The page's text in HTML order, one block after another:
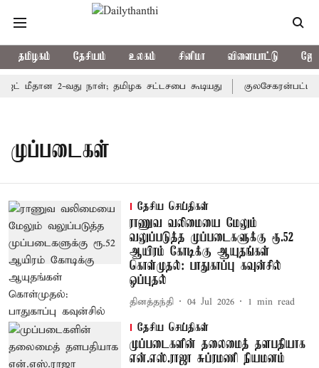
தமிழகம் தேசியம் உலகம் சினிமா விளையாட்டு
மீதான 2-வது நாள்; தமிழக சட்டசபை கூடியது
முப்படைகள்
தேசிய செய்திகள்
ராணுவ வலிமையை மேலும்
வலுப்படுத்த முப்படைகளுக்கு ரூ.52
ஆயிரம் கோடிக்கு ஆயுதங்கள்
கொள்முதல்: பாதுகாப்பு கவுன்சில்
ஒப்புதல்
தினத்தந்தி 04 Jul 2026 1 min read
தேசிய செய்திகள்
முப்படைகளின் தலைமைத் தளபதியாக
என்.எஸ்.ராஜா சுப்ரமணி நியமனம்